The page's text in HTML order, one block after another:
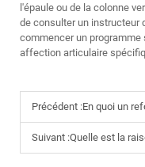
l'épaule ou de la colonne
de consulter un instructeur
commencer un
affection articulaire
Précédent :En quoi un
Suivant :Quelle est la raison pour laquelle le